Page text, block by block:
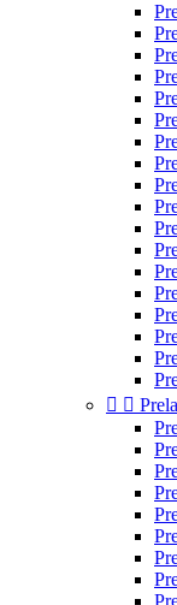
 